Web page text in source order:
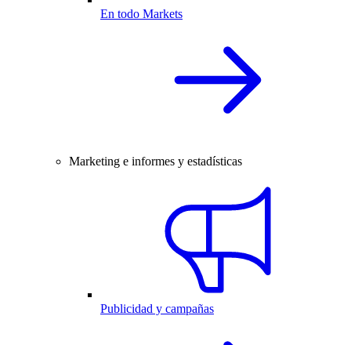
En todo Markets
Marketing e informes y estadísticas
Publicidad y campañas